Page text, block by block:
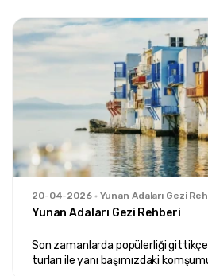
20-04-2026 Yunan Adaları Gezi
Yunan Adaları Gezi Rehberi
Son zamanlarda popülerliği gittikçe
turları ile yanı başımızdaki